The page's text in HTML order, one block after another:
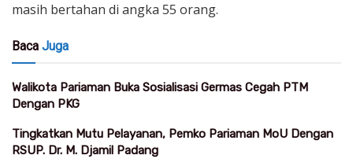
masih bertahan di angka 55 orang.
Baca Juga
Walikota Pariaman Buka Sosialisasi Germas Cegah PTM
Dengan PKG
Tingkatkan Mutu Pelayanan, Pemko Pariaman MoU Dengan
RSUP. Dr. M. Djamil Padang